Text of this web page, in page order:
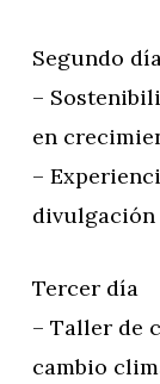
Segundo
–
en
–
Tercer día
– Taller de
cambio